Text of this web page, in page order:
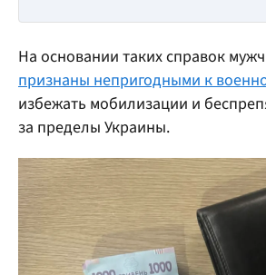
На основании таких справок
признаны непригодными к
избежать мобилизации и
за пределы Украины.